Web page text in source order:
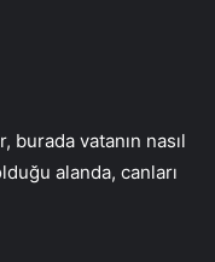
burada vatanın nasıl
alanda, canları